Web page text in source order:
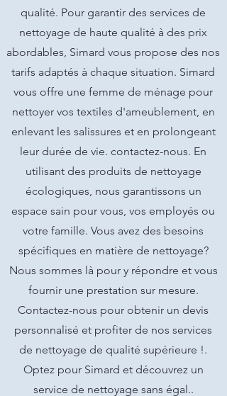
qualité. Pour garantir des services de
nettoyage de haute qualité à des prix
abordables, Simard vous propose des nos
tarifs adaptés à chaque situation. Simard
vous offre une femme de ménage pour
nettoyer vos textiles d'ameublement, en
enlevant les salissures et en prolongeant
leur durée de vie. contactez-nous. En
utilisant des produits de nettoyage
écologiques, nous garantissons un
espace sain pour vous, vos employés ou
votre famille. Vous avez des besoins
spécifiques en matière de nettoyage?
Nous sommes là pour y répondre et vous
fournir une prestation sur mesure.
Contactez-nous pour obtenir un devis
personnalisé et profiter de nos services
de nettoyage de qualité supérieure !.
Optez pour Simard et découvrez un
service de nettoyage sans égal..